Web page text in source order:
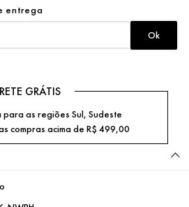
GRÁTIS
para as regiões Sul, Sudeste
compras acima de R$ 499,00